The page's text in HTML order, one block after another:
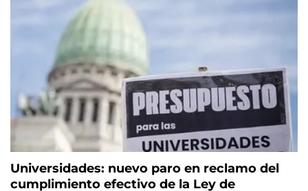
Universidades: nuevo paro en reclamo del
cumplimiento efectivo de la Ley de